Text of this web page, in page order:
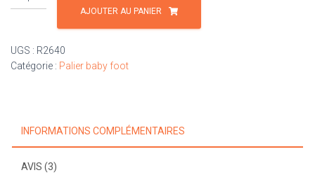
de
26
x
AJOUTER AU PANIER
UGS : R2640
Catégorie : Palier baby foot
INFORMATIONS COMPLÉMENTAIRES
AVIS (3)